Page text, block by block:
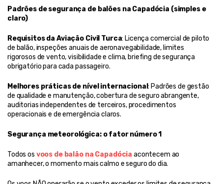
Padrões de segurança de balões na Capadócia (simples e
claro)
Requisitos da Aviação Civil Turca: Licença comercial de piloto
de balão, inspeções anuais de aeronavegabilidade, limites
rigorosos de vento, visibilidade e clima, briefing de segurança
obrigatório para cada passageiro.
Melhores práticas de nível internacional: Padrões de gestão
de qualidade e manutenção, cobertura de seguro abrangente,
auditorias independentes de terceiros, procedimentos
operacionais e de emergência claros.
Segurança meteorológica: o fator número 1
Todos os voos de balão na Capadócia acontecem ao
amanhecer, o momento mais calmo e seguro do dia.